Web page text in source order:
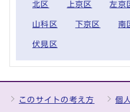
北区 上京区 左京
山科区 下京区 南
伏見区
このサイトの考え方 個